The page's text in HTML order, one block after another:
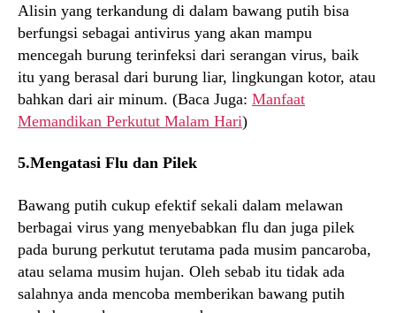
Alisin yang terkandung di dalam bawang putih bisa
berfungsi sebagai antivirus yang akan mampu
mencegah burung terinfeksi dari serangan virus, baik
itu yang berasal dari burung liar, lingkungan kotor, atau
bahkan dari air minum. (Baca Juga: Manfaat
Memandikan Perkutut Malam Hari)
5.Mengatasi Flu dan Pilek
Bawang putih cukup efektif sekali dalam melawan
berbagai virus yang menyebabkan flu dan juga pilek
pada burung perkutut terutama pada musim pancaroba,
atau selama musim hujan. Oleh sebab itu tidak ada
salahnya anda mencoba memberikan bawang putih